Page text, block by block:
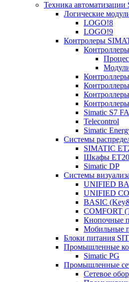
Техника автоматизации
Логические
LOGO!8
LOGO!9
Контролеры
Simatic S7
Telecontrol
Simatic
Системы
SIMATIC
Шкафы
Simatic DP
Системы
UNIFIED
UNIFIED
BASIC
COMFORT
Кнопочные
Мобильные
Блоки питания
Промышленные
Simatic PG
Промышленные
Сетевое